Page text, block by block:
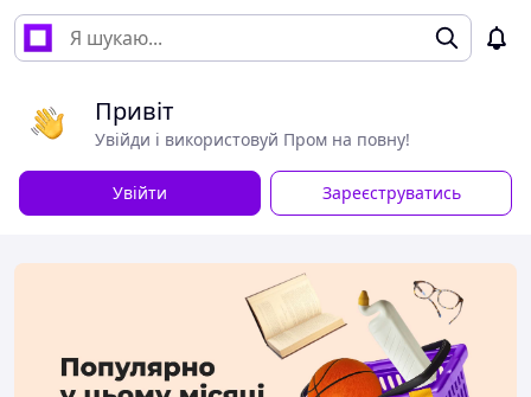
Привіт
Увійди і використовуй Пром на повну!
Увійти Зареєструватись